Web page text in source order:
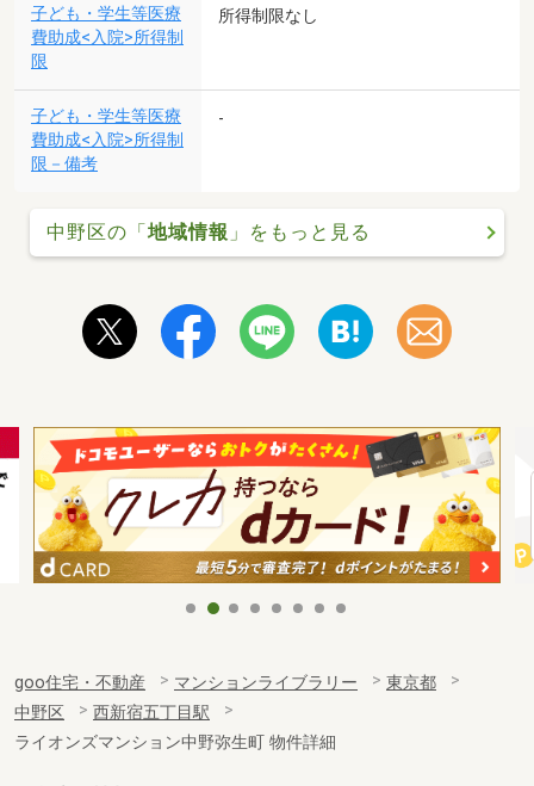
子ども・学生等医療
費助成<入院>所得制
限
所得制限なし
子ども・学生等医療
費助成<入院>所得制
限－備考
-
中野区の「地域情報 」をもっと見る
goo住宅・不動産 マンションライブラリー
東京都
中野区
西新宿五丁目駅
ライオンズマンション中野弥生町 物件詳細